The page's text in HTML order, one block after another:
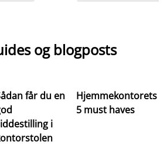
og blogposts
får du en
i
Hjemmekontorets
5 must haves